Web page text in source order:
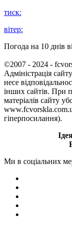
тиск:
вітер:
Погода на 10 днів
©2007 - 2024 -
Адміністрація
несе
інших сайтів. При
матеріалів сайту
гіперпосилання).
Ми в соціальних